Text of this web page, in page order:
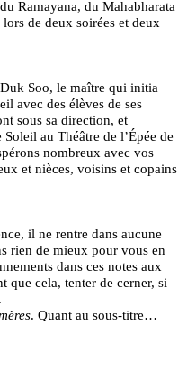
Ramayana, du Mahabharata
de deux soirées et deux
Soo, le maître qui initia
avec des élèves de ses
sous sa direction, et
au Théâtre de l’Épée de
nombreux avec vos
et nièces, voisins et copains
il ne rentre dans aucune
rien de mieux pour vous en
dans ces notes aux
que cela, tenter de cerner, si
. Quant au sous-titre…